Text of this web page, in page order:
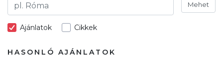
Mehet
Ajánlatok Cikkek
HASONLÓ AJÁNLATOK